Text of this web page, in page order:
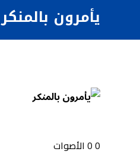
يأمرون بالمنكر
0
0 الأصوات